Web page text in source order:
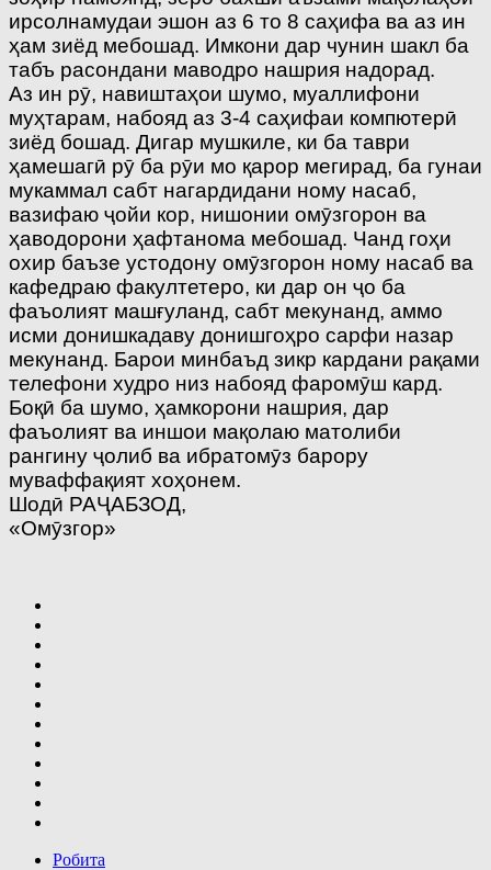
ирсолнамудаи эшон аз 6 то 8 саҳифа ва аз ин
ҳам зиёд мебошад. Имкони дар чунин шакл ба
табъ расондани маводро нашрия надорад.
Аз ин рӯ, навиштаҳои шумо, муаллифони
муҳтарам, набояд аз 3-4 саҳифаи компютерӣ
зиёд бошад. Дигар мушкиле, ки ба таври
ҳамешагӣ рӯ ба рӯи мо қарор мегирад, ба гунаи
мукаммал сабт нагардидани ному насаб,
вазифаю ҷойи кор, нишонии омӯзгорон ва
ҳаводорони ҳафтанома мебошад. Чанд гоҳи
охир баъзе устодону омӯзгорон ному насаб ва
кафедраю факултетеро, ки дар он ҷо ба
фаъолият машғуланд, сабт мекунанд, аммо
исми донишкадаву донишгоҳро сарфи назар
мекунанд. Барои минбаъд зикр кардани рақами
телефони худро низ набояд фаромӯш кард.
Боқӣ ба шумо, ҳамкорони нашрия, дар
фаъолият ва иншои мақолаю матолиби
рангину ҷолиб ва ибратомӯз барору
муваффақият хоҳонем.
Шодӣ РАҶАБЗОД,
«Омӯзгор»
Робита